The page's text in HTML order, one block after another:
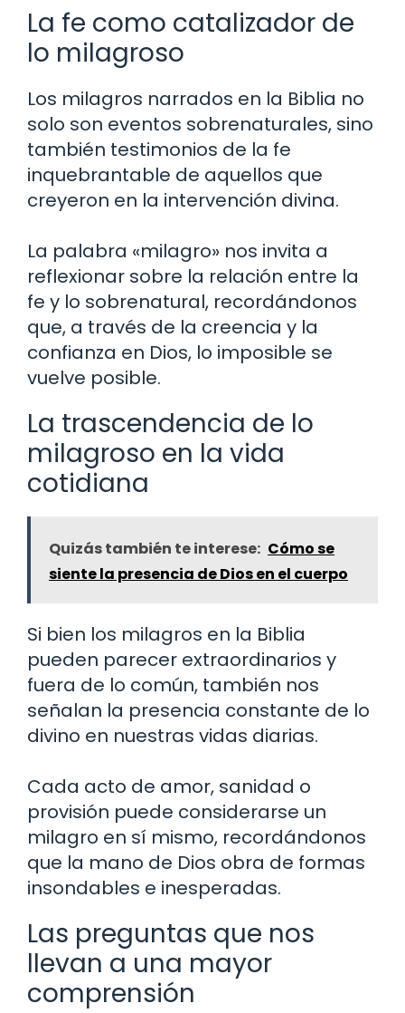
La fe como catalizador de
lo milagroso
Los milagros narrados en la Biblia no
solo son eventos sobrenaturales, sino
también testimonios de la fe
inquebrantable de aquellos que
creyeron en la intervención divina.
La palabra «milagro» nos invita a
reflexionar sobre la relación entre la
fe y lo sobrenatural, recordándonos
que, a través de la creencia y la
confianza en Dios, lo imposible se
vuelve posible.
La trascendencia de lo
milagroso en la vida
cotidiana
Quizás también te interese: Cómo se
siente la presencia de Dios en el cuerpo
Si bien los milagros en la Biblia
pueden parecer extraordinarios y
fuera de lo común, también nos
señalan la presencia constante de lo
divino en nuestras vidas diarias.
Cada acto de amor, sanidad o
provisión puede considerarse un
milagro en sí mismo, recordándonos
que la mano de Dios obra de formas
insondables e inesperadas.
Las preguntas que nos
llevan a una mayor
comprensión